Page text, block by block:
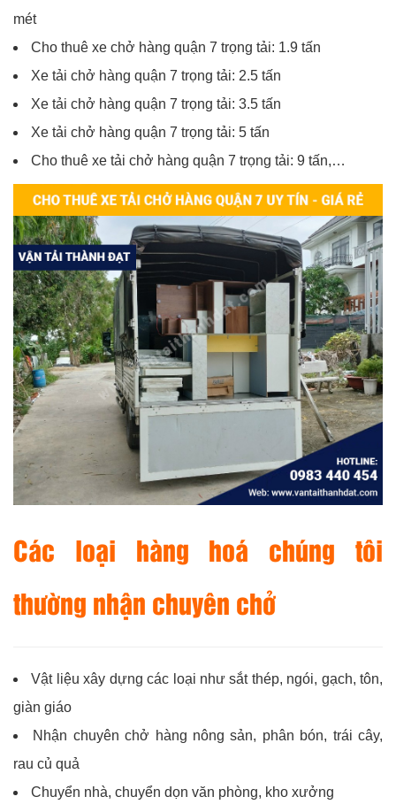
mét
Cho thuê xe chở hàng quận 7 trọng tải: 1.9 tấn
Xe tải chở hàng quận 7 trọng tải: 2.5 tấn
Xe tải chở hàng quận 7 trọng tải: 3.5 tấn
Xe tải chở hàng quận 7 trọng tải: 5 tấn
Cho thuê xe tải chở hàng quận 7 trọng tải: 9 tấn,…
Các loại hàng hoá chúng tôi
thường nhận chuyên chở
Vật liệu xây dựng các loại như sắt thép, ngói, gạch, tôn,
giàn giáo
Nhận chuyên chở hàng nông sản, phân bón, trái cây,
rau củ quả
Chuyển nhà, chuyển dọn văn phòng, kho xưởng